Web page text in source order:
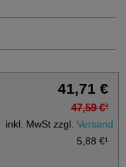
41,71 €
47,59 €²
inkl. MwSt zzgl.Versand
5,88 €¹